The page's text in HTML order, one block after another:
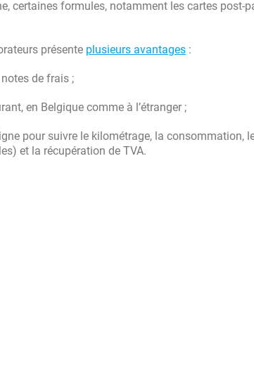
certaines formules, notamment les cartes post-
présente plusieurs avantages :
de frais ;
en Belgique comme à l’étranger ;
pour suivre le kilométrage, la consommation,
et la récupération de TVA.